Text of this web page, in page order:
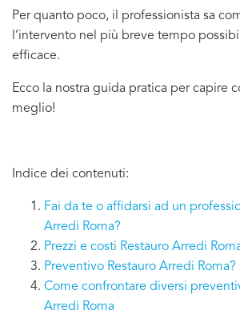
Per quanto poco, il professionista sa
l’intervento nel più breve tempo
efficace.
Ecco la nostra guida pratica per capire
meglio!
Indice dei contenuti:
Fai da te o affidarsi ad un
Arredi Roma?
Prezzi e costi Restauro Arredi
Preventivo Restauro Arredi Roma?
Come confrontare diversi
Arredi Roma